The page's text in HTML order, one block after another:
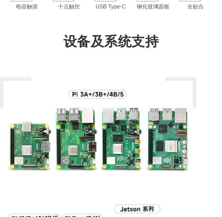
电容触摸 十点触控 USB Type-C 钢化玻璃面板 全贴合
设备及系统支持